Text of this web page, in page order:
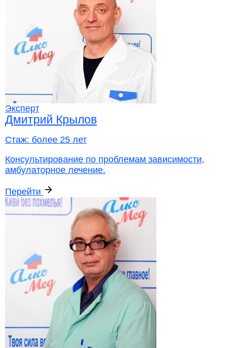
Эксперт
Дмитрий Крылов
Стаж: более 25 лет
Консультирование по проблемам зависимости,
амбулаторное лечение.
Перейти